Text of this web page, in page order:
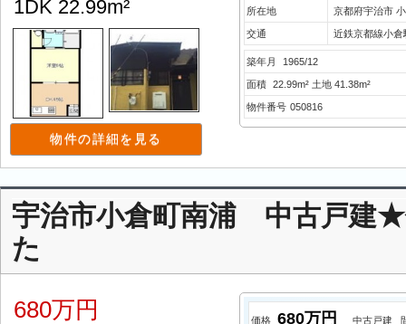
1DK 22.99m²
物件の詳細を見る
所在地 京都府宇治市
交通 近鉄京都線小倉
築年月 1965/12
面積 22.99m² 土地 41.38m²
物件番号 050816
宇治市小倉町南浦 中古戸建
た
680万円 価格 680万円 中古戸建